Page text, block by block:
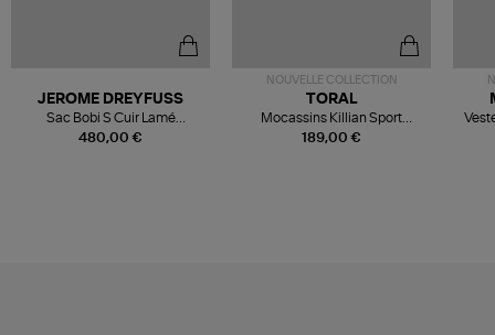
480,00 €
JEROME DREYFUSS
Sac Bobi S Cuir Lamé
Champagne
NOUVELLE COLLECTION
189,00 €
TORAL
Mocassins Killian Sport
Mousse